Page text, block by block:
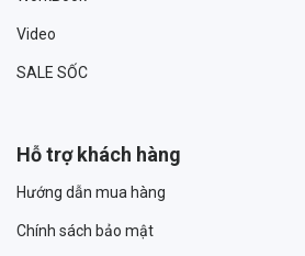
Video
SALE SỐC
Hỗ trợ khách hàng
Hướng dẫn mua hàng
Chính sách bảo mật